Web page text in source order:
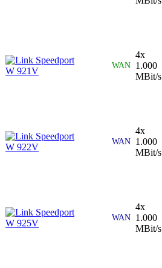
Speedport
W 921V
WAN
4x
1.000
MBit/s
Speedport
W 922V
WAN
4x
1.000
MBit/s
Speedport
W 925V
WAN
4x
1.000
MBit/s